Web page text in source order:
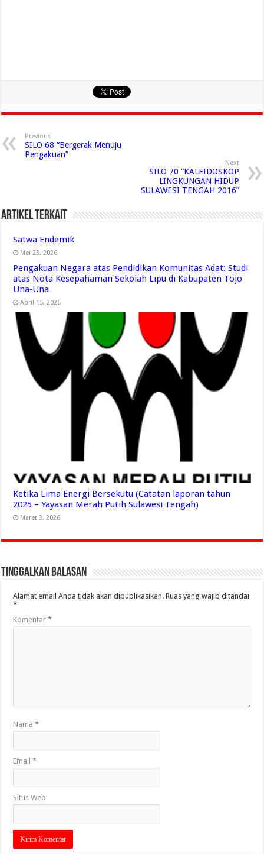
Previous
SILO 68 “Bergerak Menuju
Pengakuan”
Next
SILO 70 “KALEIDOSKOP
LINGKUNGAN HIDUP
SULAWESI TENGAH 2016”
Artikel Terkait
Satwa Endemik
Mei 23, 2026
Pengakuan Negara atas Pendidikan Komunitas Adat: Studi
atas Nota Kesepahaman Sekolah Lipu di Kabupaten Tojo
Una‑Una
April 15, 2026
Ketika Lima Energi Bersekutu (Catatan laporan tahun
2025 – Yayasan Merah Putih Sulawesi Tengah)
Maret 3, 2026
Tinggalkan Balasan
Alamat email Anda tidak akan dipublikasikan. Ruas yang wajib ditandai
*
Komentar*
Nama*
Email*
Situs Web